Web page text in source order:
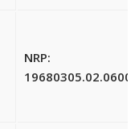
NRP:
19680305.02.0600